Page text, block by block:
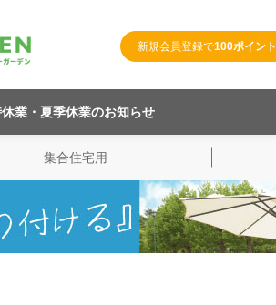
新規会員登録で100ポイント
業・夏季休業のお知らせ
集合住宅用